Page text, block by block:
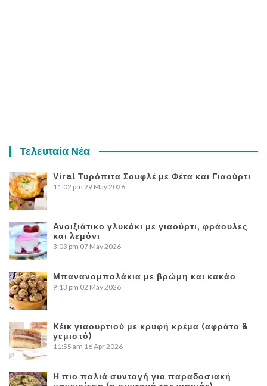
Τελευταία Νέα
Viral Τυρόπιτα Σουφλέ με Φέτα και Γιαούρτι
11:02 pm 29 May 2026
Ανοιξιάτικο γλυκάκι με γιαούρτι, φράουλες
και λεμόνι
3:03 pm 07 May 2026
Μπανανομπαλάκια με βρώμη και κακάο
9:13 pm 02 May 2026
Κέικ γιαουρτιού με κρυφή κρέμα (αφράτο &
γεμιστό)
11:55 am 16 Apr 2026
Η πιο παλιά συνταγή για παραδοσιακή